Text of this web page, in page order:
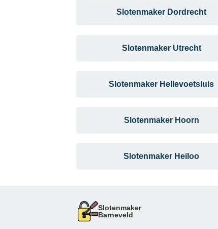
Slotenmaker Dordrecht
Slotenmaker Utrecht
Slotenmaker Hellevoetsluis
Slotenmaker Hoorn
Slotenmaker Heiloo
Slotenmaker
Barneveld